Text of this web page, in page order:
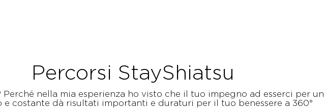
Percorsi StayShiatsu
Perché nella mia esperienza ho visto che il tuo impegno ad esserci per
e costante dà risultati importanti e duraturi per il tuo benessere a 360°